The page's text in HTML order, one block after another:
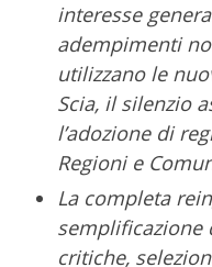
interesse
adempimenti
utilizzano le
Scia, il silenzio
l’adozione di
Regioni e
La completa
semplificazione
critiche,